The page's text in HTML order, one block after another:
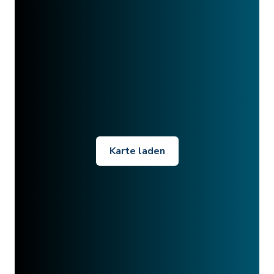
Karte laden